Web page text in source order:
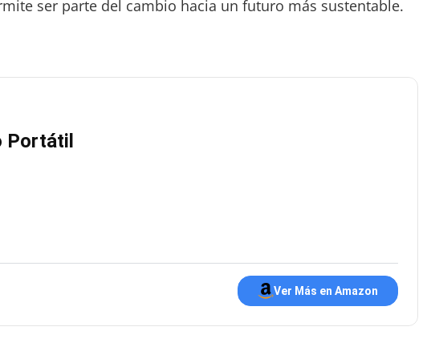
ser parte del cambio hacia un futuro más sustentable.
Portátil
Ver Más en Amazon